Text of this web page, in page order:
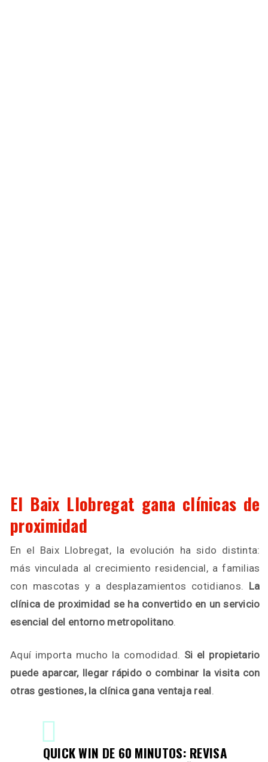
El Baix Llobregat gana clínicas de
proximidad
En el Baix Llobregat, la evolución ha sido distinta:
más vinculada al crecimiento residencial, a familias
con mascotas y a desplazamientos cotidianos. La
clínica de proximidad se ha convertido en un servicio
esencial del entorno metropolitano.
Aquí importa mucho la comodidad. Si el propietario
puede aparcar, llegar rápido o combinar la visita con
otras gestiones, la clínica gana ventaja real.
QUICK WIN DE 60 MINUTOS: REVISA